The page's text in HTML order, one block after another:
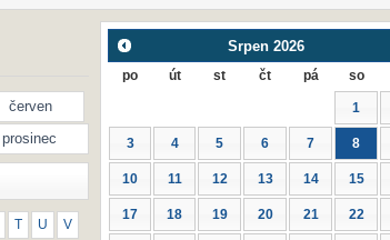
červen
prosinec
T U V
Srpen 2026
po út st čt pá so
1
3 4 5 6 7 8
10 11 12 13 14 15
17 18 19 20 21 22